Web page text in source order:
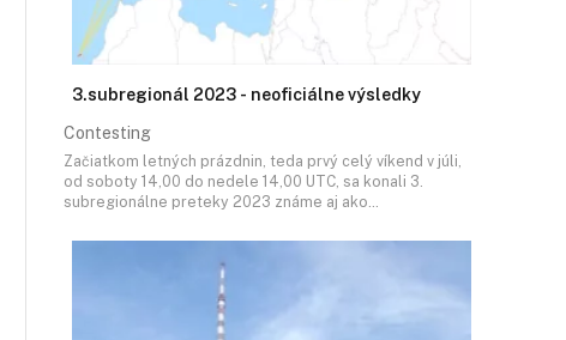
3.subregionál 2023 - neoficiálne výsledky
Contesting
Začiatkom letných prázdnin, teda prvý celý víkend v júli,
od soboty 14,00 do nedele 14,00 UTC, sa konali 3.
subregionálne preteky 2023 známe aj ako…